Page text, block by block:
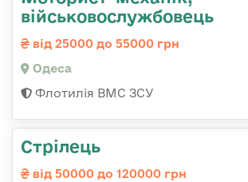
військовослужбовець
від 25000 до 55000 грн
Одеса
Флотилія ВМС ЗСУ
Стрілець
від 50000 до 120000 грн